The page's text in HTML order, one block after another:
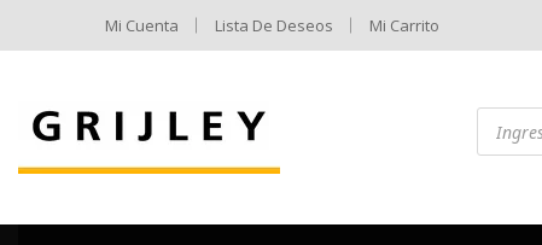
Mi Cuenta Lista De Deseos Mi Carrito